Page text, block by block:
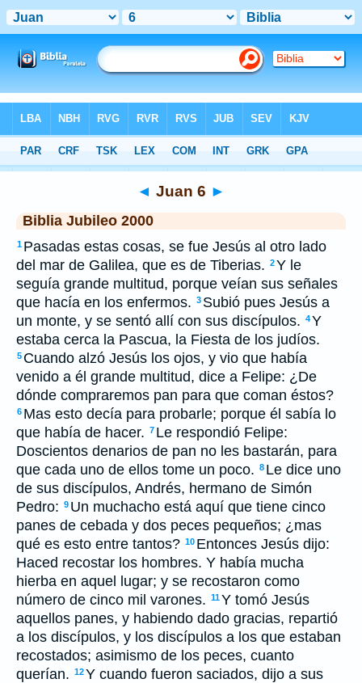
>JUB> Juan 6
◄ Juan 6 ►
Biblia Jubileo 2000
1 Pasadas estas cosas, se fue Jesús al otro lado
del mar de Galilea, que es de Tiberias. 2Y le
seguía grande multitud, porque veían sus señales
que hacía en los enfermos. 3 Subió pues Jesús a
un monte, y se sentó allí con sus discípulos. 4Y
estaba cerca la Pascua, la Fiesta de los judíos.
5 Cuando alzó Jesús los ojos, y vio que había
venido a él grande multitud, dice a Felipe: ¿De
dónde compraremos pan para que coman éstos?
6 Mas esto decía para probarle; porque él sabía lo
que había de hacer. 7 Le respondió Felipe:
Doscientos denarios de pan no les bastarán, para
que cada uno de ellos tome un poco. 8 Le dice uno
de sus discípulos, Andrés, hermano de Simón
Pedro: 9 Un muchacho está aquí que tiene cinco
panes de cebada y dos peces pequeños; ¿mas
qué es esto entre tantos? 10 Entonces Jesús dijo:
Haced recostar los hombres. Y había mucha
hierba en aquel lugar; y se recostaron como
número de cinco mil varones. 11Y tomó Jesús
aquellos panes, y habiendo dado gracias, repartió
a los discípulos, y los discípulos a los que estaban
recostados; asimismo de los peces, cuanto
querían. 12Y cuando fueron saciados, dijo a sus